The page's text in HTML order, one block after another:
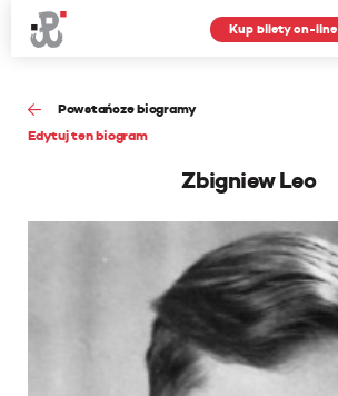
Kup bilety on-line
Powstańcze biogramy
Edytuj ten biogram
Zbigniew Leo